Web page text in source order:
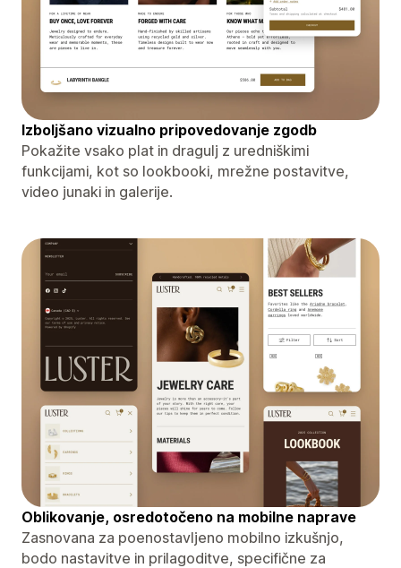
Izboljšano vizualno pripovedovanje zgodb
Pokažite vsako plat in dragulj z uredniškimi
funkcijami, kot so lookbooki, mrežne postavitve,
video junaki in galerije.
Oblikovanje, osredotočeno na mobilne naprave
Zasnovana za poenostavljeno mobilno izkušnjo,
bodo nastavitve in prilagoditve, specifične za